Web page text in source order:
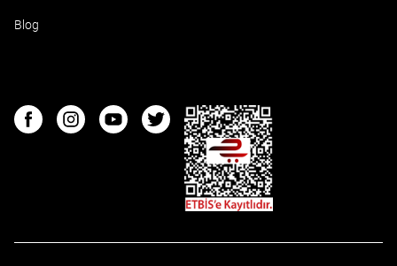
Blog
FacebookInstagramYoutubeTwitter
ETBIS